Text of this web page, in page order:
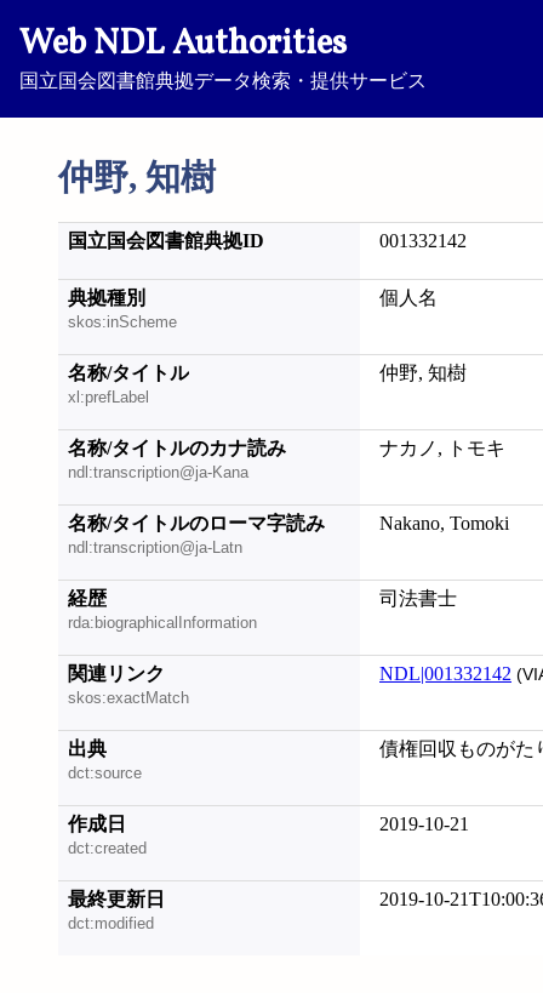
Web NDL Authorities
国立国会図書館典拠データ検索・提供サービス
仲野, 知樹
国立国会図書館典拠ID 001332142
典拠種別
skos:inScheme
個人名
名称/タイトル
xl:prefLabel
仲野, 知樹
名称/タイトルのカナ読み
ndl:transcription@ja-Kana
ナカノ, トモキ
名称/タイトルのローマ字読み
ndl:transcription@ja-Latn
Nakano, Tomoki
経歴
rda:biographicalInformation
司法書士
関連リンク
skos:exactMatch
NDL|001332142
出典
dct:source
債権回収ものがた
作成日
dct:created
2019-10-21
最終更新日
dct:modified
2019-10-